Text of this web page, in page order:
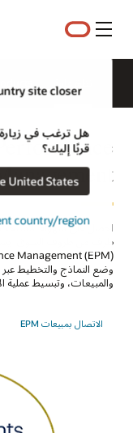
القائمة
site closer
قربًا إليك؟
United States
country/region
احصل على سهولة
وضع النماذج والتخطيط عبر
والمبيعات، وتبسيط عملية
الاتصال بمبيعات EPM